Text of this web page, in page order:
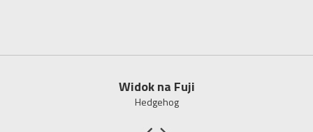
Widok na Fuji
Hedgehog